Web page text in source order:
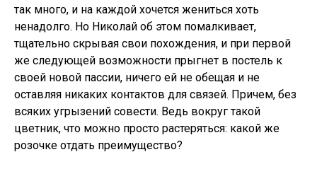
так много, и на каждой хочется жениться хоть
ненадолго. Но Николай об этом помалкивает,
тщательно скрывая свои похождения, и при первой
же следующей возможности прыгнет в постель к
своей новой пассии, ничего ей не обещая и не
оставляя никаких контактов для связей. Причем, без
всяких угрызений совести. Ведь вокруг такой
цветник, что можно просто растеряться: какой же
розочке отдать преимущество?